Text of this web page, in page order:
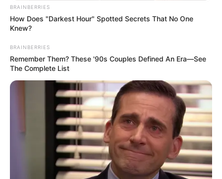
BRAINBERRIES
How Does "Darkest Hour" Spotted Secrets That No One
Knew?
BRAINBERRIES
Remember Them? These '90s Couples Defined An Era—See
The Complete List